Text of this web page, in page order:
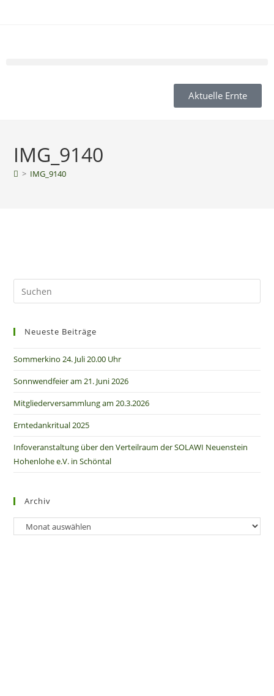
Aktuelle Ernte
IMG_9140
> IMG_9140
Neueste Beiträge
Sommerkino 24. Juli 20.00 Uhr
Sonnwendfeier am 21. Juni 2026
Mitgliederversammlung am 20.3.2026
Erntedankritual 2025
Infoveranstaltung über den Verteilraum der SOLAWI Neuenstein
Hohenlohe e.V. in Schöntal
Archiv